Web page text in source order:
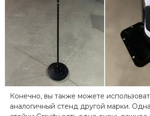
Конечно, вы также можете
аналогичный стенд другой марки.